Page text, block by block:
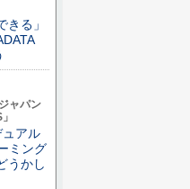
る」
ャパン
アル
ミング
うかし